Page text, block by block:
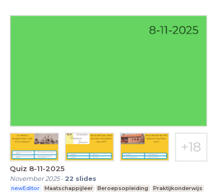
Quiz 8-11-2025
November 2025- 22 slides
newEditor Maatschappijleer Beroepsopleiding
Praktijkonderwijs